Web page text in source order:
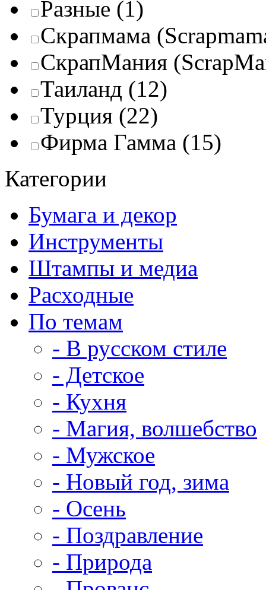
Разные (1)
Скрапмама
СкрапМания
Таиланд (12)
Турция (22)
Фирма Гамма (15)
Категории
Бумага и декор
Инструменты
Штампы и медиа
Расходные
По темам
- В русском стиле
- Детское
- Кухня
- Магия, волшебство
- Мужское
- Новый год, зима
- Осень
- Поздравление
- Природа